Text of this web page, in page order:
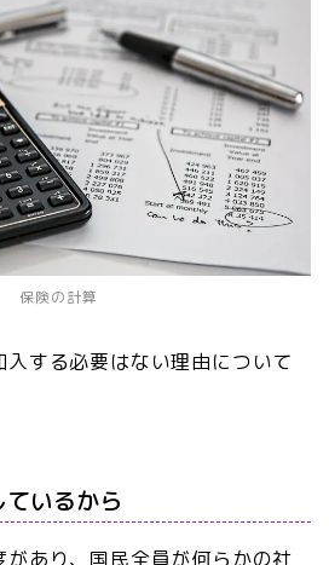
保険の計算
する必要はない理由について
いるから
があり、国民全員が何らかの社